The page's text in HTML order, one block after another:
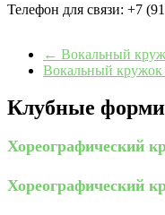
Телефон для связи: +7
← Вокальный
Вокальный кружок
Клубные
Хореографический
Хореографический